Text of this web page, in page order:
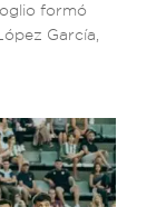
formó
García,